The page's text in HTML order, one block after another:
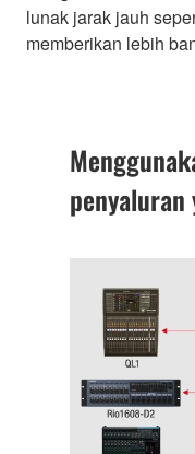
lunak jarak jauh
memberikan lebih